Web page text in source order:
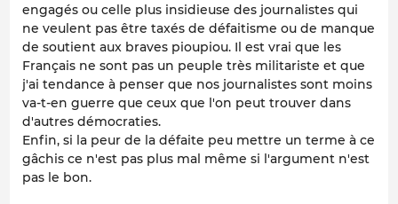
engagés ou celle plus insidieuse des journalistes qui
ne veulent pas être taxés de défaitisme ou de manque
de soutient aux braves pioupiou. Il est vrai que les
Français ne sont pas un peuple très militariste et que
j'ai tendance à penser que nos journalistes sont moins
va-t-en guerre que ceux que l'on peut trouver dans
d'autres démocraties.
Enfin, si la peur de la défaite peu mettre un terme à ce
gâchis ce n'est pas plus mal même si l'argument n'est
pas le bon.